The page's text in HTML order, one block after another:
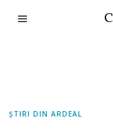
ȘTIRI DIN ARDEAL